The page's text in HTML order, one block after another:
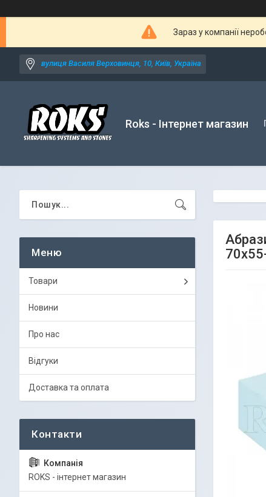
Зараз у компанії
вулиця Василя Верховинця, 10, Київ, Україна
Roks - Інтернет магазин
Товари
Новини
Про нас
Відгуки
Доставка та оплата
ROKS - інтернет магазин